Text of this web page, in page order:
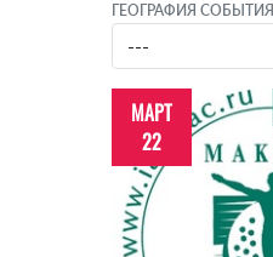
ГЕОГРАФИЯ СОБЫТИЯ
МАРТ
22